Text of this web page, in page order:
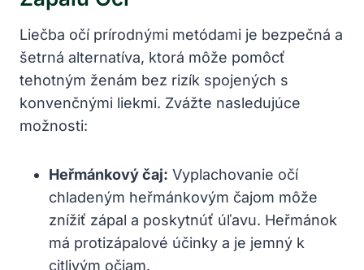
Liečba očí⁤ prírodnými metódami je bezpečná a
šetrná ⁤alternatíva, ⁤ktorá ⁣môže pomôcť⁤
tehotným ženám⁣ bez rizík spojených s
konvenčnými‌ liekmi. Zvážte nasledujúce
možnosti:
Heřmánkový čaj: Vyplachovanie‍ očí​
chladeným heřmánkovým čajom​ môže
znížiť zápal a poskytnúť úľavu. Heřmánok⁢
má ‍protizápalové účinky a je jemný k
⁤citlivým​ očiam.